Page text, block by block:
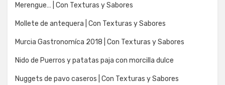
Merengue… | Con Texturas y Sabores
Mollete de antequera | Con Texturas y Sabores
Murcia Gastronomíca 2018 | Con Texturas y Sabores
Nido de Puerros y patatas paja con morcilla dulce
Nuggets de pavo caseros | Con Texturas y Sabores